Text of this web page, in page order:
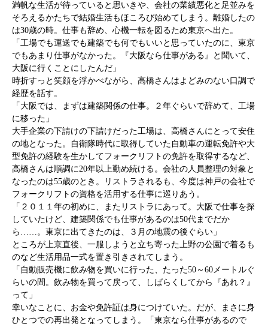
満帆な生活が待っていると思いきや、会社の業績悪化と足並みを
そろえるかたちで結婚生活もほころび始めてしまう。離婚したの
は30歳の時。仕事も辞め、心機一転を図るため東京へ出た。
「工場でも運送でも建築でも何でもいいと思っていたのに、東京
でもあまり仕事がなかった。『大阪なら仕事がある』と聞いて、
大阪に行くことにしたんだ」
時折すっと笑顔を浮かべながら、高橋さんはよどみのない口調で
経歴を話す。
「大阪では、まずは建築関係の仕事。２年ぐらいで辞めて、工場
に移った」
大手企業の下請けの下請けだった工場は、高橋さんにとって安住
の地となった。自衛隊時代に取得していた自動車の運転免許や大
型免許の経験を生かしてフォークリフトの免許を取得するなど、
高橋さんは順調に20年以上勤め続ける。会社の人員整理の対象と
なったのは55歳のとき。リストラされるも、今度は神戸の会社で
フォークリフトの資格を活用する仕事に巡りあう。
「２０１１年の初めに、またリストラにあって。大阪で仕事を探
していたけど、建築関係でも仕事があるのは50代までだか
ら……。東京に出てきたのは、３月の地震の後ぐらい」
ところが上京直後、一服しようと立ち寄った上野の公園で着るも
のなど生活用品一式を置き引きされてしまう。
「自動販売機に飲み物を買いに行った、たった50～60メートルぐ
らいの間。飲み物を買って戻って、しばらくしてから『あれ？』
って」
幸いなことに、お金や免許証は身につけていた。だが、まさに身
ひとつでの再出発となってしまう。「東京なら仕事があるので